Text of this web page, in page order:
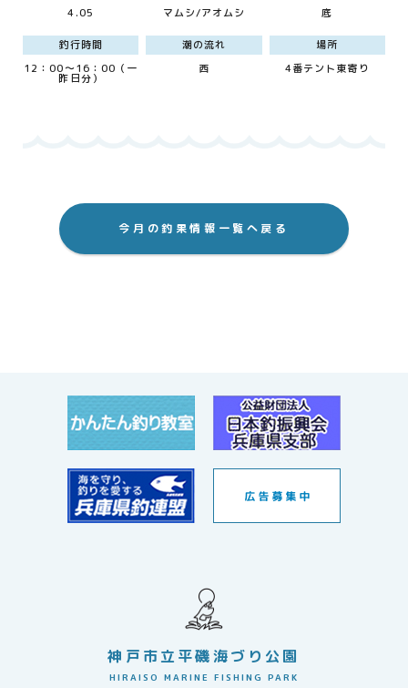
4.05
マムシ/アオムシ
底
釣行時間
12：00～16：00（一
昨日分）
潮の流れ
西
場所
4番テント東寄り
今月の釣果情報一覧へ戻る
神戸市立平磯海づり公園
HIRAISO MARINE FISHING PARK